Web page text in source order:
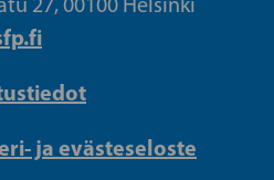
ja evästeseloste